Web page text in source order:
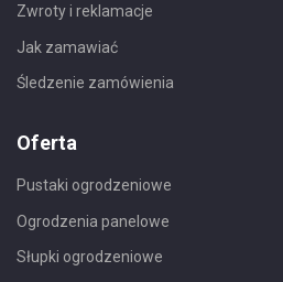
Zwroty i reklamacje
Jak zamawiać
Śledzenie zamówienia
Oferta
Pustaki ogrodzeniowe
Ogrodzenia panelowe
Słupki ogrodzeniowe